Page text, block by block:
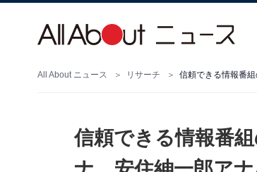
All About ニュース リサーチ 信頼できる情報番
信頼できる情報番